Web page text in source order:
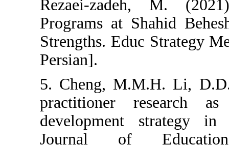
Rezaei-zadeh,
Programs at
Strengths. Educ
Persian].
5. Cheng,
practitioner
development
Journal of